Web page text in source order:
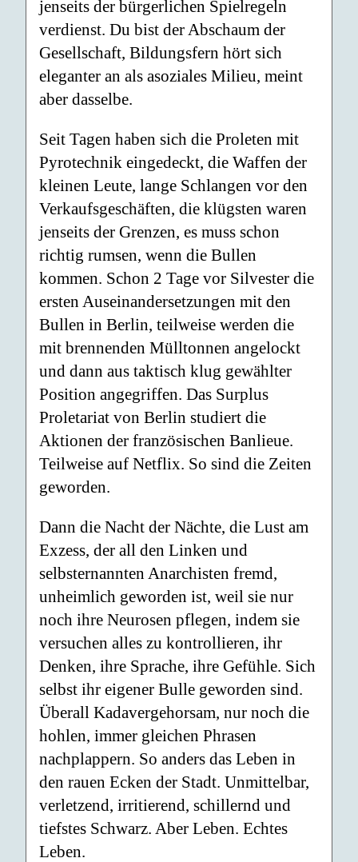
jenseits der bürgerlichen Spielregeln
verdienst. Du bist der Abschaum der
Gesellschaft, Bildungsfern hört sich
eleganter an als asoziales Milieu, meint
aber dasselbe.
Seit Tagen haben sich die Proleten mit
Pyrotechnik eingedeckt, die Waffen der
kleinen Leute, lange Schlangen vor den
Verkaufsgeschäften, die klügsten waren
jenseits der Grenzen, es muss schon
richtig rumsen, wenn die Bullen
kommen. Schon 2 Tage vor Silvester die
ersten Auseinandersetzungen mit den
Bullen in Berlin, teilweise werden die
mit brennenden Mülltonnen angelockt
und dann aus taktisch klug gewählter
Position angegriffen. Das Surplus
Proletariat von Berlin studiert die
Aktionen der französischen Banlieue.
Teilweise auf Netflix. So sind die Zeiten
geworden.
Dann die Nacht der Nächte, die Lust am
Exzess, der all den Linken und
selbsternannten Anarchisten fremd,
unheimlich geworden ist, weil sie nur
noch ihre Neurosen pflegen, indem sie
versuchen alles zu kontrollieren, ihr
Denken, ihre Sprache, ihre Gefühle. Sich
selbst ihr eigener Bulle geworden sind.
Überall Kadavergehorsam, nur noch die
hohlen, immer gleichen Phrasen
nachplappern. So anders das Leben in
den rauen Ecken der Stadt. Unmittelbar,
verletzend, irritierend, schillernd und
tiefstes Schwarz. Aber Leben. Echtes
Leben.